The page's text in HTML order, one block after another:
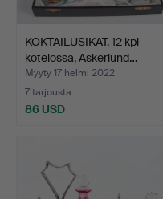
KOKTAILUSIKAT. 12 kpl
kotelossa, Askerlund…
Myyty 17 helmi 2022
7 tarjousta
86 USD